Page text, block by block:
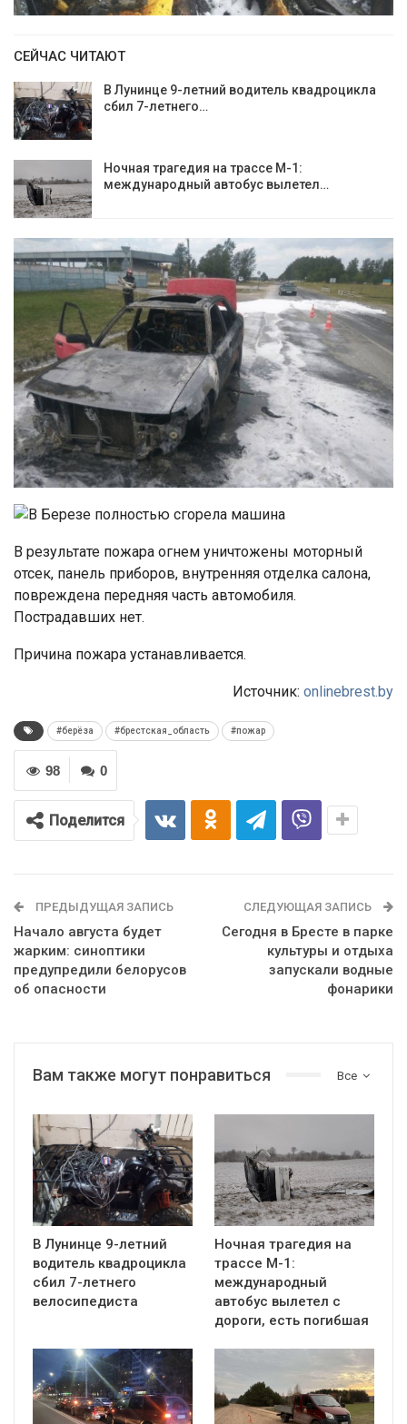
СЕЙЧАС ЧИТАЮТ
В Лунинце 9-летний водитель квадроцикла
сбил 7-летнего…
Ночная трагедия на трассе М-1:
международный автобус вылетел…
В результате пожара огнем уничтожены моторный
отсек, панель приборов, внутренняя отделка салона,
повреждена передняя часть автомобиля.
Пострадавших нет.
Причина пожара устанавливается.
Источник: onlinebrest.by
#берёза #брестская_область #пожар
0
98
Поделится
ПРЕДЫДУЩАЯ ЗАПИСЬ
Начало августа будет
жарким: синоптики
предупредили белорусов
об опасности
СЛЕДУЮЩАЯ ЗАПИСЬ
Сегодня в Бресте в парке
культуры и отдыха
запускали водные
фонарики
Все
Вам также могут понравиться
В Лунинце 9-летний
водитель квадроцикла
сбил 7-летнего
велосипедиста
Ночная трагедия на
трассе М-1:
международный
автобус вылетел с
дороги, есть погибшая